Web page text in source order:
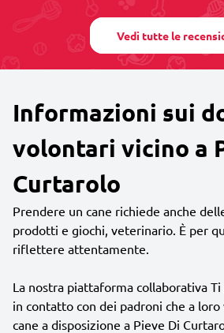
Vedi tutte le
Informazioni sui
volontari vicino a
Curtarolo
Prendere un cane richiede anche
prodotti e giochi, veterinario. È per
riflettere attentamente.
La nostra piattaforma collaborativa
in contatto con dei padroni che a
cane a disposizione a Pieve Di